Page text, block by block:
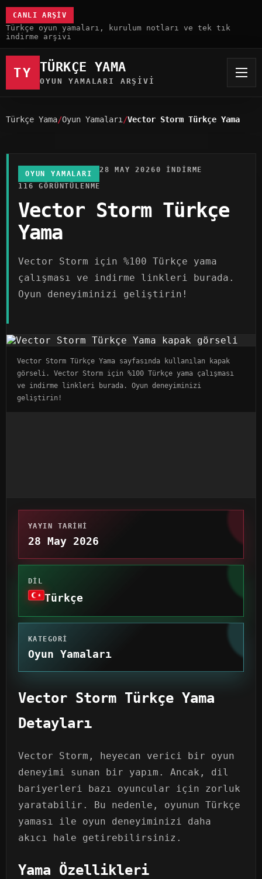
CANLI ARŞIV
Türkçe oyun yamaları, kurulum notları ve tek tık
indirme arşivi
TY TÜRKÇE YAMA
OYUN YAMALARI ARŞIVI
Türkçe Yama Oyun Yamaları Vector Storm Türkçe Yama
OYUN YAMALARI 28 MAY 20260 INDIRME
116 GÖRÜNTÜLENME
Vector Storm Türkçe
Yama
Vector Storm için %100 Türkçe yama
çalışması ve indirme linkleri burada.
Oyun deneyiminizi geliştirin!
Vector Storm Türkçe Yama sayfasında kullanılan kapak
görseli. Vector Storm için %100 Türkçe yama çalışması
ve indirme linkleri burada. Oyun deneyiminizi
geliştirin!
YAYIN TARIHI
28 May 2026
DIL
Türkçe
KATEGORI
Oyun Yamaları
Vector Storm Türkçe Yama
Detayları
Vector Storm, heyecan verici bir oyun
deneyimi sunan bir yapım. Ancak, dil
bariyerleri bazı oyuncular için zorluk
yaratabilir. Bu nedenle, oyunun Türkçe
yaması ile oyun deneyiminizi daha
akıcı hale getirebilirsiniz.
Yama Özellikleri